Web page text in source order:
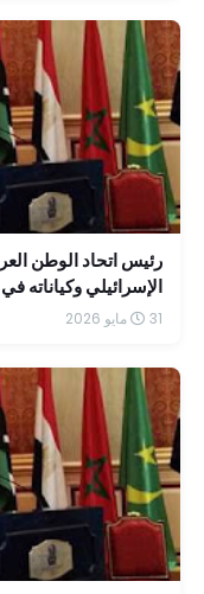
رئيس اتحاد الوطن
الإسرائيلي وكياناته
31 مايو 2026